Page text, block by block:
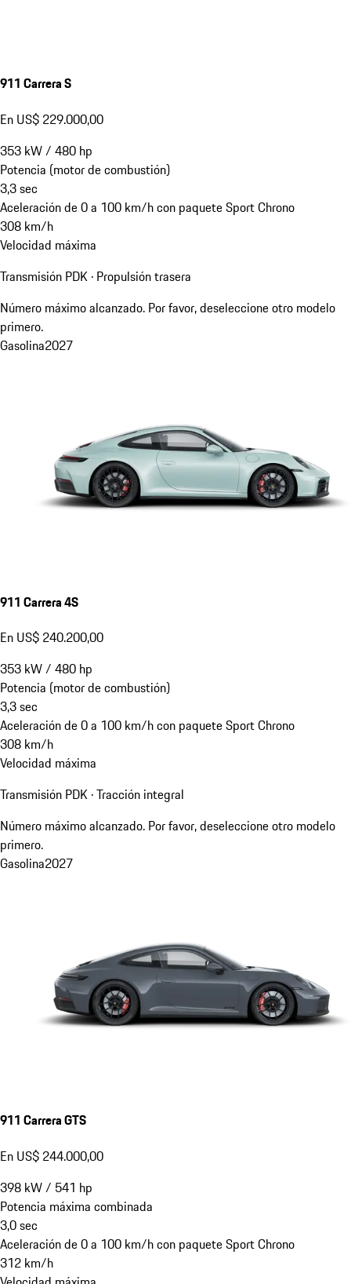
911 Carrera S
En US$ 229.000,00
353 kW/ 480 hp
Potencia (motor de combustión)
3,3sec
Aceleración de 0 a 100 km/h con paquete Sport Chrono
308 km/h
Velocidad máxima
Transmisión PDK · Propulsión trasera
Número máximo alcanzado. Por favor, deseleccione otro modelo
primero.
Gasolina2027
911 Carrera 4S
En US$ 240.200,00
353 kW/ 480 hp
Potencia (motor de combustión)
3,3sec
Aceleración de 0 a 100 km/h con paquete Sport Chrono
308 km/h
Velocidad máxima
Transmisión PDK · Tracción integral
Número máximo alcanzado. Por favor, deseleccione otro modelo
primero.
Gasolina2027
911 Carrera GTS
En US$ 244.000,00
398 kW/ 541 hp
Potencia máxima combinada
3,0sec
Aceleración de 0 a 100 km/h con paquete Sport Chrono
312 km/h